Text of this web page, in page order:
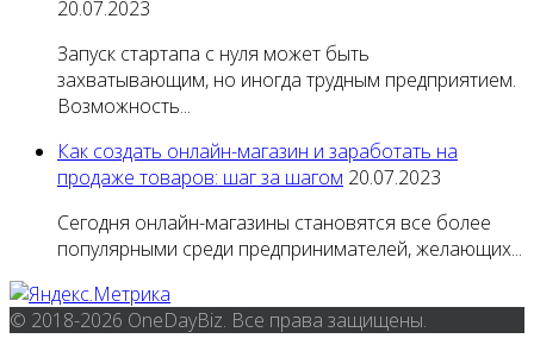
20.07.2023
Запуск стартапа с нуля может быть
захватывающим, но иногда трудным предприятием.
Возможность...
Как создать онлайн-магазин и заработать на
продаже товаров: шаг за шагом 20.07.2023
Сегодня онлайн-магазины становятся все более
популярными среди предпринимателей, желающих...
© 2018-2026 OneDayBiz. Все права защищены.